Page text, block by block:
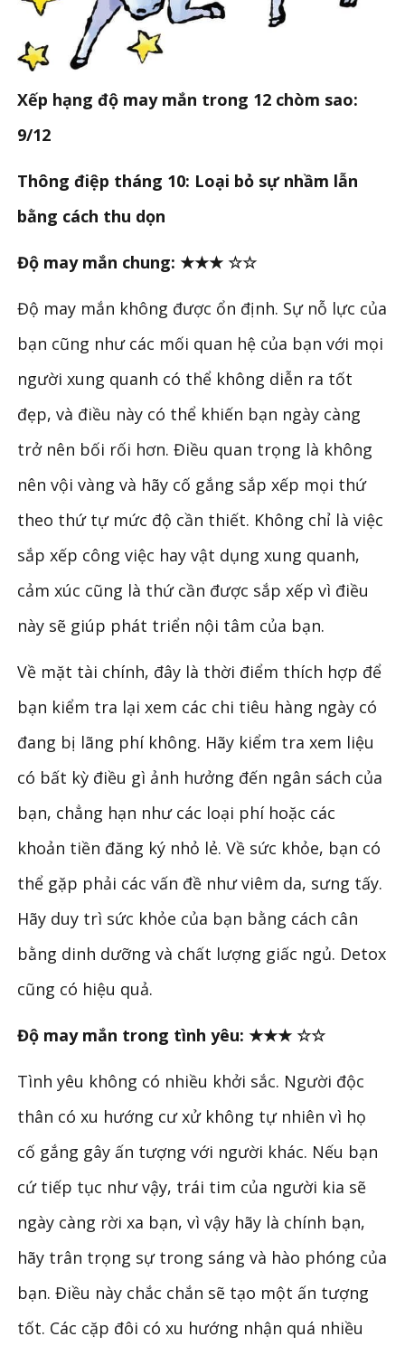
Xếp hạng độ may mắn trong 12 chòm sao:
9/12
Thông điệp tháng 10: Loại bỏ sự nhầm lẫn
bằng cách thu dọn
Độ may mắn chung: ★★★ ☆☆
Độ may mắn không được ổn định. Sự nỗ lực của
bạn cũng như các mối quan hệ của bạn với mọi
người xung quanh có thể không diễn ra tốt
đẹp, và điều này có thể khiến bạn ngày càng
trở nên bối rối hơn. Điều quan trọng là không
nên vội vàng và hãy cố gắng sắp xếp mọi thứ
theo thứ tự mức độ cần thiết. Không chỉ là việc
sắp xếp công việc hay vật dụng xung quanh,
cảm xúc cũng là thứ cần được sắp xếp vì điều
này sẽ giúp phát triển nội tâm của bạn.
Về mặt tài chính, đây là thời điểm thích hợp để
bạn kiểm tra lại xem các chi tiêu hàng ngày có
đang bị lãng phí không. Hãy kiểm tra xem liệu
có bất kỳ điều gì ảnh hưởng đến ngân sách của
bạn, chẳng hạn như các loại phí hoặc các
khoản tiền đăng ký nhỏ lẻ. Về sức khỏe, bạn có
thể gặp phải các vấn đề như viêm da, sưng tấy.
Hãy duy trì sức khỏe của bạn bằng cách cân
bằng dinh dưỡng và chất lượng giấc ngủ. Detox
cũng có hiệu quả.
Độ may mắn trong tình yêu: ★★★ ☆☆
Tình yêu không có nhiều khởi sắc. Người độc
thân có xu hướng cư xử không tự nhiên vì họ
cố gắng gây ấn tượng với người khác. Nếu bạn
cứ tiếp tục như vậy, trái tim của người kia sẽ
ngày càng rời xa bạn, vì vậy hãy là chính bạn,
hãy trân trọng sự trong sáng và hào phóng của
bạn. Điều này chắc chắn sẽ tạo một ấn tượng
tốt. Các cặp đôi có xu hướng nhận quá nhiều